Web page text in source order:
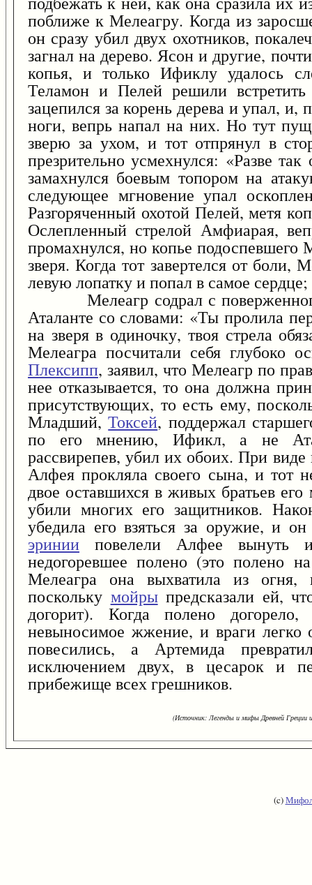
поближе к Мелеагру. Когда из
он сразу убил двух охотников,
загнал на дерево. Ясон и другие,
копья, и только Ификлу удалось
Теламон и Пелей решили
зацепился за корень дерева и упал, и,
ноги, вепрь напал на них. Но тут
зверю за ухом, и тот отпрянул в
презрительно усмехнулся: «Разве так
замахнулся боевым топором на
следующее мгновение упал
Разгоряченный охотой Пелей, метя
Ослепленный стрелой Амфиарая,
промахнулся, но копье подоспевшего
зверя. Когда тот завертелся от боли,
левую лопатку и попал в самое
Мелеагр содрал с
Аталанте со словами: «Ты пролила
на зверя в одиночку, твоя стрела
Мелеагра посчитали себя глубоко
Плексипп, заявил, что Мелеагр по
нее отказывается, то она должна
присутствующих, то есть ему,
Младший,Токсей, поддержал
по его мнению, Ификл, а не
рассвирепев, убил их обоих. При
Алфея прокляла своего сына, и тот
двое оставшихся в живых братьев
убили многих его защитников.
убедила его взяться за оружие, и
эринии повелели Алфее вынуть
недогоревшее полено (это полено
Мелеагра она выхватила из огня,
поскольку мойрыпредсказали ей,
догорит). Когда полено догорело,
невыносимое жжение, и враги легко
повесились, а Артемида
исключением двух, в цесарок и
прибежище всех грешников.
(Источник: Легенды и мифы Древней
(c)